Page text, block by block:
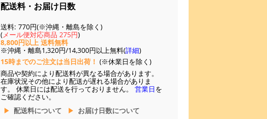
配送料・お届け日数
送料: 770円(※沖縄・離島を除く)
( メール便対応商品 275円)
8,800円以上 送料無料
※沖縄・離島1,320円/14,300円以上無料(詳細)
15時までのご注文は当日出荷！ (※休業日を除く)
商品や契約により配送料が異なる場合があります。
在庫状況その他により配送が遅れる場合がありま
す。 休業日には配送を行っておりません。 営業日を
ご確認ください。
配送料について
お届け日数について